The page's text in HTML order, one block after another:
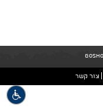
צור קשר